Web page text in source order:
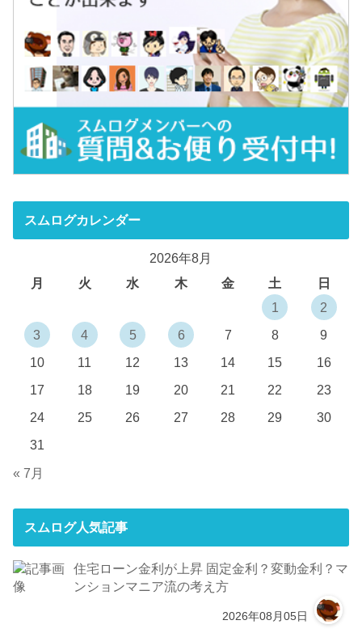
スムログカレンダー
2026年8月
月
火 水 木 金 土
日
1
2
3
4 5 6 7 8
9
10
11 12 13 14 15
16
17
18 19 20 21 22
23
24
25 26 27 28 29
30
31
« 7月
スムログ人気記事
住宅ローン金利が上昇 固定金利？変動金利？マ
ンションマニア流の考え方
2026年08月05日